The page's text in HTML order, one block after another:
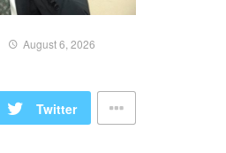
August 6, 2026
Twitter